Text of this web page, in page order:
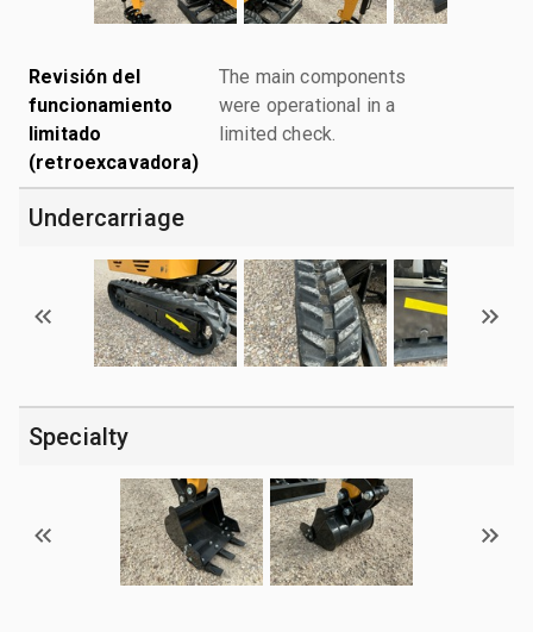
Revisión del
funcionamiento
limitado
(retroexcavadora)
The main components
were operational in a
limited check.
Undercarriage
Specialty